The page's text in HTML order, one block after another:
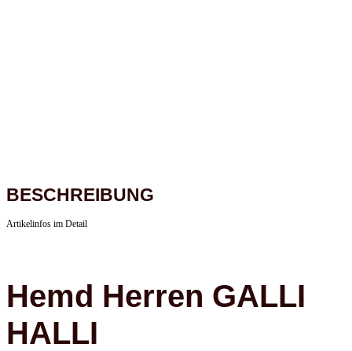
BESCHREIBUNG
Artikelinfos im Detail
Hemd Herren GALLI
HALLI